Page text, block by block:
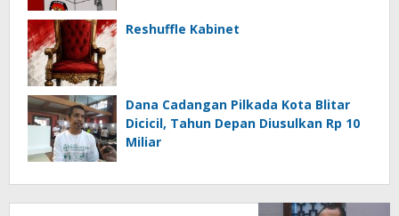
Reshuffle Kabinet
Dana Cadangan Pilkada Kota Blitar
Dicicil, Tahun Depan Diusulkan Rp 10
Miliar